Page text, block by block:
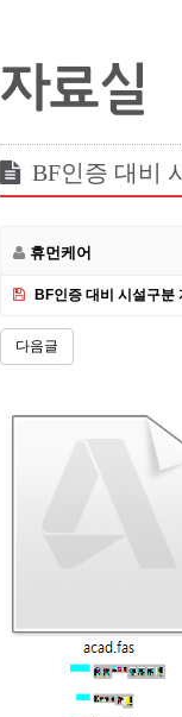
자료실
BF인증 대비
휴먼케어
BF인증 대비 시설구분
다음글